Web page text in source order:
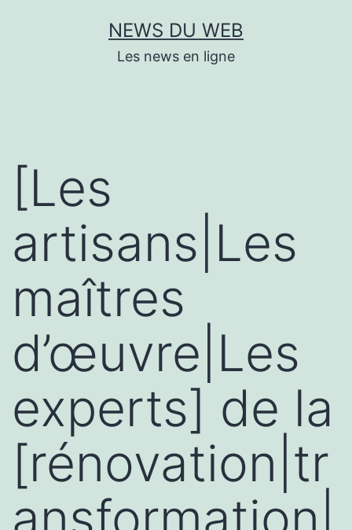
NEWS DU WEB
Les news en ligne
[Les
artisans|Les
maîtres
d’œuvre|Les
experts] de la
[rénovation|tr
ansformation|